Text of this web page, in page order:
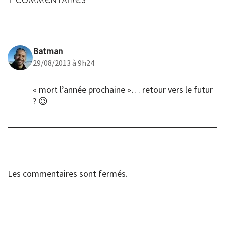
Batman
29/08/2013 à 9h24
« mort l’année prochaine »… retour vers le futur
? 😉
Les commentaires sont fermés.